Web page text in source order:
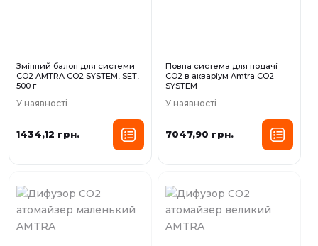
Змінний балон для системи
CO2 AMTRA CO2 SYSTEM, SET,
500 г
У наявності
1434,12 грн.
Повна система для подачі
CO2 в акваріум Amtra CO2
SYSTEM
У наявності
7047,90 грн.